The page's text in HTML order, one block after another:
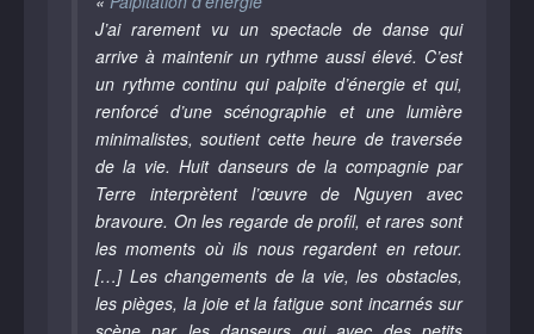
J’ai rarement vu un spectacle de danse qui
arrive à maintenir un rythme aussi élevé. C’est
un rythme continu qui palpite d’énergie et qui,
renforcé d’une scénographie et une lumière
minimalistes, soutient cette heure de traversée
de la vie. Huit danseurs de la compagnie par
Terre interprètent l’œuvre de Nguyen avec
bravoure. On les regarde de profil, et rares sont
les moments où ils nous regardent en retour.
[…] Les changements de la vie, les obstacles,
les pièges, la joie et la fatigue sont incarnés sur